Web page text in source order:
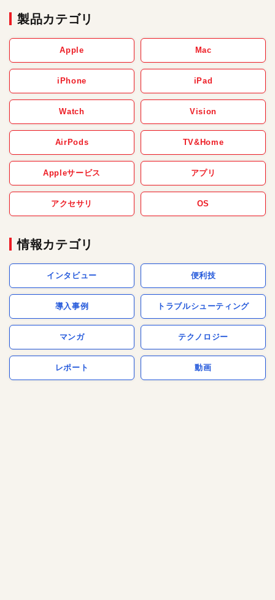
製品カテゴリ
Apple Mac
iPhone iPad
Watch Vision
AirPods TV&Home
Appleサービス アプリ
アクセサリ OS
情報カテゴリ
インタビュー 便利技
導入事例 トラブルシューティング
マンガ テクノロジー
レポート 動画